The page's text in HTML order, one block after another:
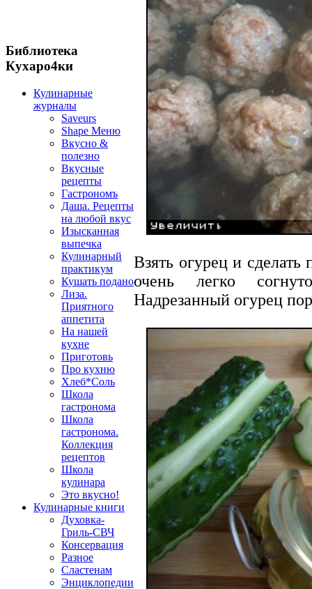
Библиотека
Кухаро4ки
Кулинарные
журналы
Saveurs
Shape Меню
Вкусно &
полезно
Вкусные
рецепты
Гастрономъ
Даша. Рецепты
на любой вкус
Изысканная
выпечка
Кулинарный
практикум
Кушать подано
Лиза.
Приятного
аппетита
На нашей
кухне
Приготовь
Про кухню
Хлеб*Соль
Школа
гастронома
Школа
гастронома.
Коллекция
рецептов
Школа
кулинара
Это вкусно!
Кулинарные книги
Духовка-
Гриль-СВЧ
Консервация
Разное
Сластенам
Энциклопедии
Взять огурец и сделать
очень легко
Надрезанный огурец